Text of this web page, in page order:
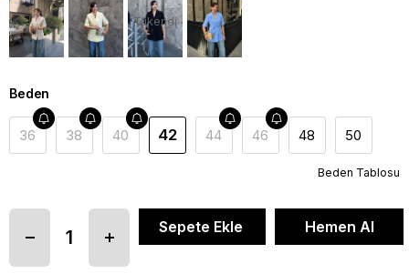
Tükendi
Beden
36 38 40 42 44 46 48 50
Beden Tablosu